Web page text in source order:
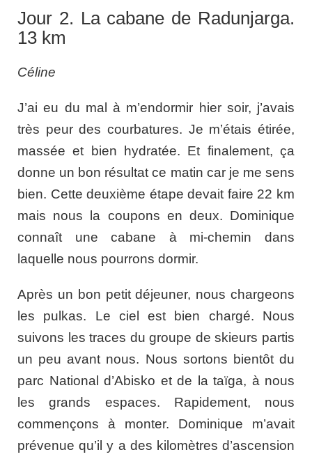
Jour 2. La cabane de Radunjarga.
13 km
Céline
J’ai eu du mal à m’endormir hier soir, j’avais
très peur des courbatures. Je m’étais étirée,
massée et bien hydratée. Et finalement, ça
donne un bon résultat ce matin car je me sens
bien. Cette deuxième étape devait faire 22 km
mais nous la coupons en deux. Dominique
connaît une cabane à mi-chemin dans
laquelle nous pourrons dormir.
Après un bon petit déjeuner, nous chargeons
les pulkas. Le ciel est bien chargé. Nous
suivons les traces du groupe de skieurs partis
un peu avant nous. Nous sortons bientôt du
parc National d’Abisko et de la taïga, à nous
les grands espaces. Rapidement, nous
commençons à monter. Dominique m’avait
prévenue qu’il y a des kilomètres d’ascension